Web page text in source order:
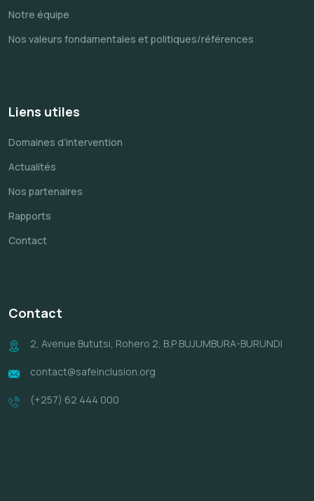
Notre équipe
Nos valeurs fondamentales et politiques/références
Liens utiles
Domaines d’intervention
Actualités
Nos partenaires
Rapports
Contact
Contact
2, Avenue Bututsi, Rohero 2, B.P BUJUMBURA-BURUNDI
contact@safeinclusion.org
(+257) 62 444 000